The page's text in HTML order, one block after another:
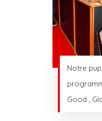
Notre
Good ,